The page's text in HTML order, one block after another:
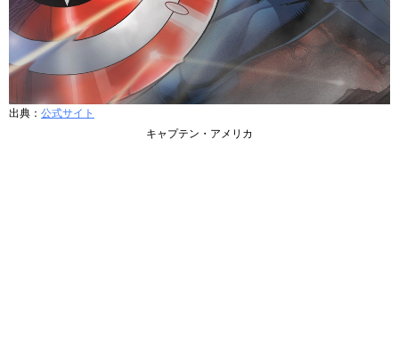
出典： 公式サイト
キャプテン・アメリカ